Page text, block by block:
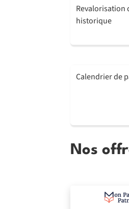
Revalorisation
historique
Calendrier de
Nos